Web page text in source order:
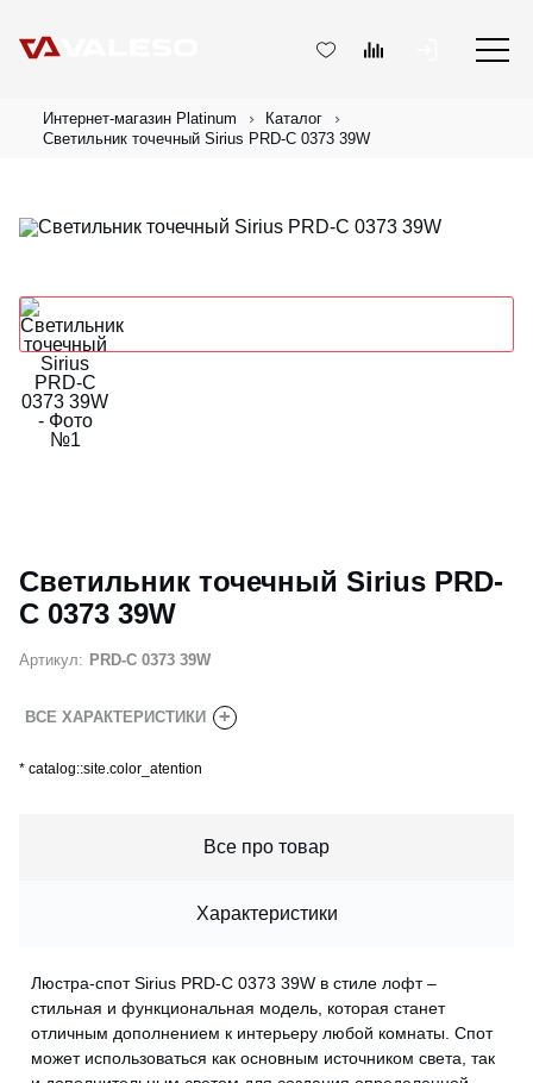
Интернет-магазин Platinum
Каталог
Светильник точечный Sirius PRD-C 0373 39W
Светильник точечный Sirius PRD-
C 0373 39W
Артикул: PRD-C 0373 39W
ВСЕ ХАРАКТЕРИСТИКИ +
* catalog::site.color_atention
Все про товар
Характеристики
Люстра-спот Sirius PRD-C 0373 39W в стиле лофт –
стильная и функциональная модель, которая станет
отличным дополнением к интерьеру любой комнаты. Спот
может использоваться как основным источником света, так